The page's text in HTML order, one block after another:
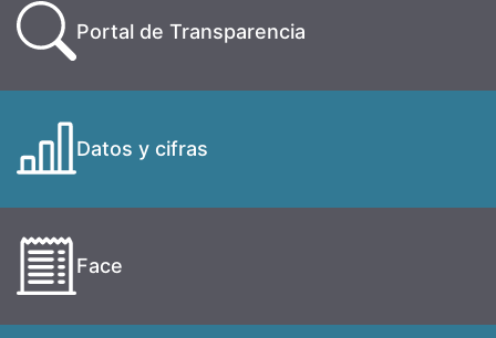
Portal de Transparencia
Datos y cifras
Face